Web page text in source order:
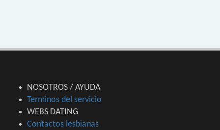
NOSOTROS / AYUDA
Terminos del servicio
WEBS DATING
Contactos lesbianas